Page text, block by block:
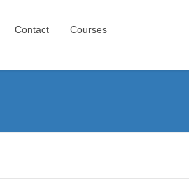
Contact Courses